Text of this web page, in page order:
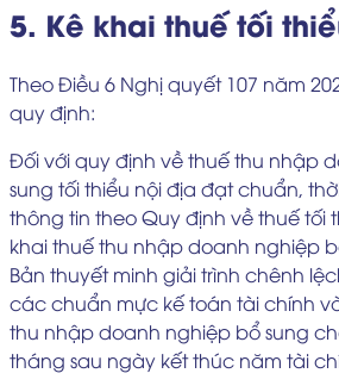
5. Kê khai thuế tối
Theo Điều 6 Nghị quyết 107 năm
quy định:
Đối với quy định về thuế thu nhập
sung tối thiểu nội địa đạt chuẩn,
thông tin theo Quy định về thuế tối
khai thuế thu nhập doanh nghiệp
Bản thuyết minh giải trình chênh
các chuẩn mực kế toán tài chính
thu nhập doanh nghiệp bổ sung
tháng sau ngày kết thúc năm tài